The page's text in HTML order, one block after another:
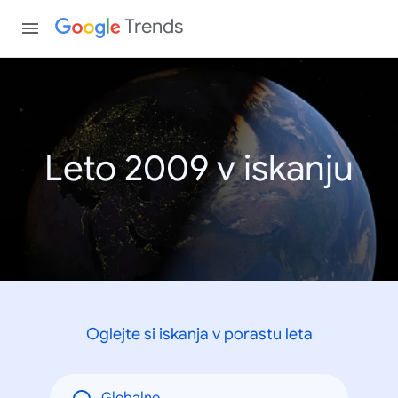
Trends
Leto 2009 v iskanju
Oglejte si iskanja v porastu leta